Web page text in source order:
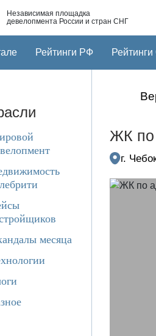
Независимая площадка
девелопмента России и стран СНГ
Рейтинги РФ
месяца
ЖК по
г.